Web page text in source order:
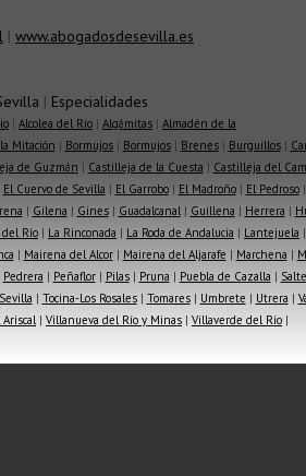
| www.abogadosdesevilla.es
| Especialidades
| Alcolea del Río | Algámitas | Almadén de la
Mitación | Bormujos| Bormujos| Brenes| Burguillos|
de Guzmán | Castilleja de la Cuesta | Castilleja del
El Cuervo de Sevilla | El Garrobo| El Madroño| El Pedroso|
| Gilena | Gines| Guadalcanal| Guillena | Herrera |
del Río | La Rinconada | La Roda de Andalucía | Lantejuela |
| Mairena del Alcor| Mairena del Aljarafe | Marchena |
Pedrera | Peñaflor| Pilas| Pruna | Puebla de Cazalla |
Sevilla | Tocina-Los Rosales| Tomares| Umbrete | Utrera |
| Villanueva del Río y Minas | Villaverde del Río |